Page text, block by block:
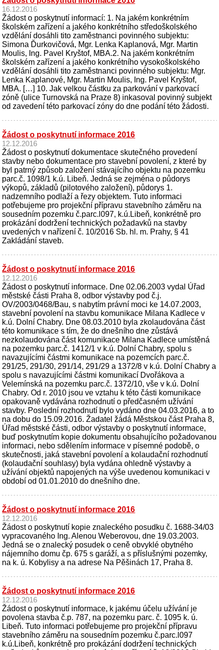
16.12.2016
Žádost o poskytnutí informací: 1. Na jakém konkrétním
školském zařízení a jakého konkrétního středoškolského
vzdělání dosáhli tito zaměstnanci povinného subjektu:
Simona Ďurkovičová, Mgr. Lenka Kaplanová, Mgr. Martin
Moulis, Ing. Pavel Kryštof, MBA.2. Na jakém konkrétním
školském zařízení a jakého konkrétního vysokoškolského
vzdělání dosáhli tito zaměstnanci povinného subjektu: Mgr.
Lenka Kaplanové, Mgr. Martin Moulis, Ing. Pavel Kryštof,
MBA. […] 10. Jak velkou částku za parkování v parkovací
zóně (ulice Turnovská na Praze 8) inkasoval povinný subjekt
od zavedení této parkovací zóny do dne podání této žádosti.
Žádost o poskytnutí informace 2016
12.12.2016
Žádost o poskytnutí dokumentace skutečného provedení
stavby nebo dokumentace pro stavební povolení, z které by
byl patrný způsob založení stávajícího objektu na pozemku
parc.č. 1098/1 k.ú. Libeň. Jedná se zejména o půdorys
výkopů, základů (pilotového založení), půdorys 1.
nadzemního podlaží a řezy objektem. Tuto informaci
potřebujeme pro projekční přípravu stavebního záměru na
sousedním pozemku č.parc.l097, k.ú.Libeň, konkrétně pro
prokázání dodržení technických požadavků na stavby
uvedených v nařízení č. 10/2016 Sb. hl. m. Prahy, § 41
Zakládání staveb.
Žádost o poskytnutí informace 2016
12.12.2016
Žádost o poskytnutí informace. Dne 02.06.2003 vydal Úřad
městské části Praha 8, odbor výstavby pod č.j.
OV/2003/0468/Bau, s nabytím právní moci ke 14.07.2003,
stavební povolení na stavbu komunikace Milana Kadlece v
k.ú. Dolní Chabry. Dne 08.03.2010 byla zkolaudována část
této komunikace s tím, že do dnešního dne zůstává
nezkolaudována část komunikace Milana Kadlece umístěná
na pozemku parc.č. 1412/1 v k.ú. Dolní Chabry, spolu s
navazujícími částmi komunikace na pozemcích parc.č.
291/25, 291/30, 291/14, 291/29 a 1372/8 v k.ú. Dolní Chabry a
spolu s navazujícími částmi komunikací Dvořákova a
Velemínská na pozemku parc.č. 1372/10, vše v k.ú. Dolní
Chabry. Od r. 2010 jsou ve vztahu k této části komunikace
opakovaně vydávána rozhodnutí o předčasném užívání
stavby. Poslední rozhodnutí bylo vydáno dne 04.03.2016, a to
na dobu do 15.09.2016. Žadatel žádá Městskou část Praha 8,
Úřad městské části, odbor výstavby o poskytnutí informace,
buď poskytnutím kopie dokumentu obsahujícího požadovanou
informaci, nebo sdělením informace v písemné podobě, o
skutečnosti, jaká stavební povolení a kolaudační rozhodnutí
(kolaudační souhlasy) byla vydána ohledně výstavby a
užívání objektů napojených na výše uvedenou komunikaci v
období od 01.01.2010 do dnešního dne.
Žádost o poskytnutí informace 2016
12.12.2016
Žádost o poskytnutí kopie znaleckého posudku č. 1688-34/03
vypracovaného Ing. Alenou Weberovou, dne 19.03.2003.
Jedná se o znalecký posudek o ceně obvyklé obytného
nájemního domu čp. 675 s garáží, a s příslušnými pozemky,
na k. ú. Kobylisy a na adrese Na Pěšinách 17, Praha 8.
Žádost o poskytnutí informace 2016
12.12.2016
Žádost o poskytnutí informace, k jakému účelu užívání je
povolena stavba č.p. 787, na pozemku parc. č. 1095 k. ú.
Libeň. Tuto informaci potřebujeme pro projekční přípravu
stavebního záměru na sousedním pozemku č.parc.l097
k.ú.Libeň, konkrétně pro prokázání dodržení technických